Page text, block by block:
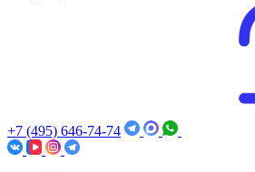
+7 (495) 646-74-74